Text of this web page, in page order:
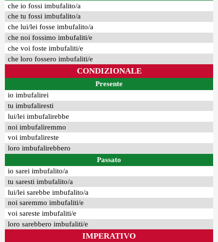
che io fossi imbufalito/a
che tu fossi imbufalito/a
che lui/lei fosse imbufalito/a
che noi fossimo imbufaliti/e
che voi foste imbufaliti/e
che loro fossero imbufaliti/e
CONDIZIONALE
Presente
io imbufalirei
tu imbufaliresti
lui/lei imbufalirebbe
noi imbufaliremmo
voi imbufalireste
loro imbufalirebbero
Passato
io sarei imbufalito/a
tu saresti imbufalito/a
lui/lei sarebbe imbufalito/a
noi saremmo imbufaliti/e
voi sareste imbufaliti/e
loro sarebbero imbufaliti/e
IMPERATIVO